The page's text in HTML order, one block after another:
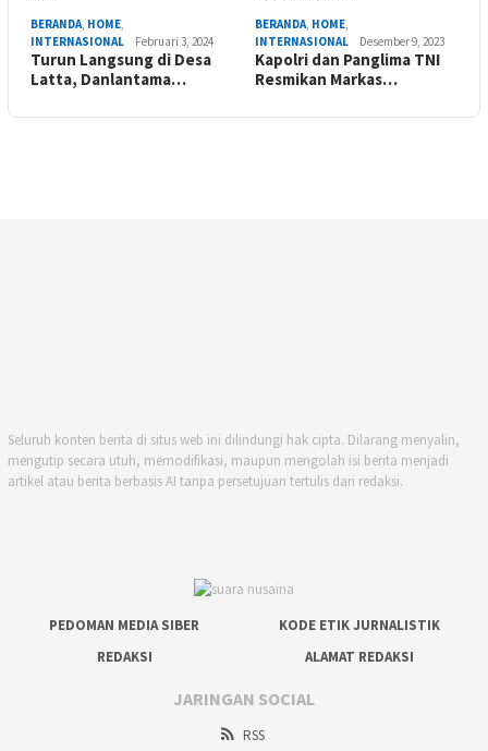
BERANDA HOME
INTERNASIONAL
Februari 3, 2024
Turun Langsung di Desa
Latta, Danlantama…
BERANDA HOME
INTERNASIONAL
Desember 9, 2023
Kapolri dan Panglima TNI
Resmikan Markas…
Seluruh konten berita di situs web ini dilindungi hak cipta. Dilarang menyalin,
mengutip secara utuh, memodifikasi, maupun mengolah isi berita menjadi
artikel atau berita berbasis AI tanpa persetujuan tertulis dari redaksi.
PEDOMAN MEDIA SIBER
KODE ETIK JURNALISTIK
REDAKSI
ALAMAT REDAKSI
JARINGAN SOCIAL
RSS